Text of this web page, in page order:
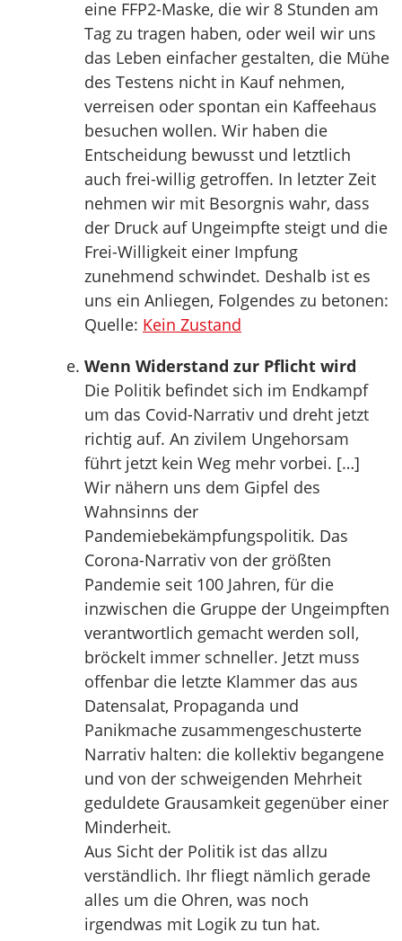
eine FFP2-Maske, die wir 8 Stunden am
Tag zu tragen haben, oder weil wir uns
das Leben einfacher gestalten, die Mühe
des Testens nicht in Kauf nehmen,
verreisen oder spontan ein Kaffeehaus
besuchen wollen. Wir haben die
Entscheidung bewusst und letztlich
auch frei-willig getroffen. In letzter Zeit
nehmen wir mit Besorgnis wahr, dass
der Druck auf Ungeimpfte steigt und die
Frei-Willigkeit einer Impfung
zunehmend schwindet. Deshalb ist es
uns ein Anliegen, Folgendes zu betonen:
Quelle: Kein Zustand
Wenn Widerstand zur Pflicht wird
Die Politik befindet sich im Endkampf
um das Covid-Narrativ und dreht jetzt
richtig auf. An zivilem Ungehorsam
führt jetzt kein Weg mehr vorbei. […]
Wir nähern uns dem Gipfel des
Wahnsinns der
Pandemiebekämpfungspolitik. Das
Corona-Narrativ von der größten
Pandemie seit 100 Jahren, für die
inzwischen die Gruppe der Ungeimpften
verantwortlich gemacht werden soll,
bröckelt immer schneller. Jetzt muss
offenbar die letzte Klammer das aus
Datensalat, Propaganda und
Panikmache zusammengeschusterte
Narrativ halten: die kollektiv begangene
und von der schweigenden Mehrheit
geduldete Grausamkeit gegenüber einer
Minderheit.
Aus Sicht der Politik ist das allzu
verständlich. Ihr fliegt nämlich gerade
alles um die Ohren, was noch
irgendwas mit Logik zu tun hat.